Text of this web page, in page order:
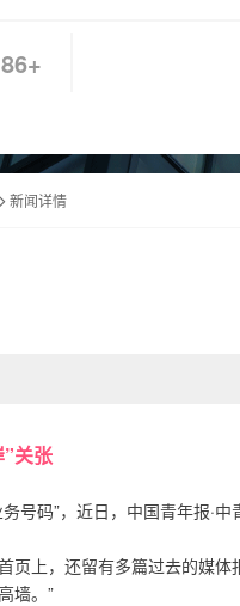
86+
新闻详情
关张
号码”，近日，中国青年报·
页上，还留有多篇过去的媒
墙。”